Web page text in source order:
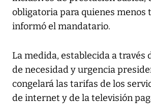
obligatoria para quienes menos
informó el mandatario.
La medida, establecida a través
de necesidad y urgencia
congelará las tarifas de los
de internet y de la televisión